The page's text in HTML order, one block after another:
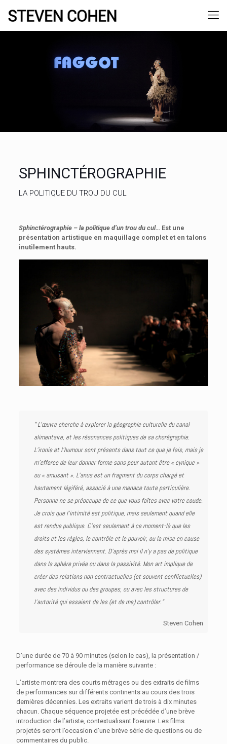
SPHINCTÉROGRAPHIE
LA POLITIQUE DU TROU DU CUL
Sphinctérographie – la politique d’un trou du cul… Est une
présentation artistique en maquillage complet et en talons
inutilement hauts.
” L’œuvre cherche à explorer la géographie culturelle du canal
alimentaire, et les résonances politiques de sa chorégraphie.
L’ironie et l’humour sont présents dans tout ce que je fais, mais je
m’efforce de leur donner forme sans pour autant être « cynique »
ou « amusant ». L’anus est un fragment du corps chargé et
hautement légiféré, associé à une menace toute particulière.
Personne ne se préoccupe de ce que vous faîtes avec votre coude.
Je crois que l’intimité est politique, mais seulement quand elle
est rendue publique. C’est seulement à ce moment-là que les
droits et les règles, le contrôle et le pouvoir, ou la mise en cause
des systèmes interviennent. D’après moi il n’y a pas de politique
dans la sphère privée ou dans la passivité. Mon art implique de
créer des relations non contractuelles (et souvent conflictuelles)
avec des individus ou des groupes, ou avec les structures de
l’autorité qui essaient de les (et de me) contrôler.”
Steven Cohen
D’une durée de 70 à 90 minutes (selon le cas), la présentation /
performance se déroule de la manière suivante :
L’artiste montrera des courts métrages ou des extraits de films
de performances sur différents continents au cours des trois
dernières décennies. Les extraits varient de trois à dix minutes
chacun. Chaque séquence projetée est précédée d’une brève
introduction de l’artiste, contextualisant l’oeuvre. Les films
projetés seront l’occasion d’une brève série de questions ou de
commentaires du public.